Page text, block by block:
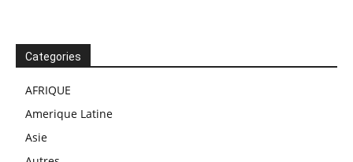
Categories
AFRIQUE
Amerique Latine
Asie